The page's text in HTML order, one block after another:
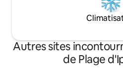
Autres sites
de Plage